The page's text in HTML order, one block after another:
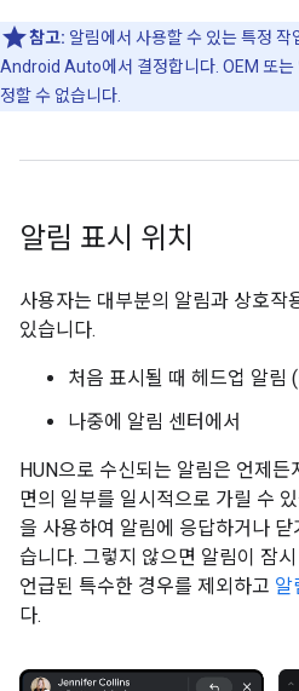
참고: 알림에서 사용할 수 있는 특정
Android Auto에서 결정합니다. OEM 또는
정할 수 없습니다.
알림 표시 위치
사용자는 대부분의 알림과 상호작
있습니다.
처음 표시될 때 헤드업 알림
나중에 알림 센터에서
HUN으로 수신되는 알림은 언제
면의 일부를 일시적으로 가릴 수
을 사용하여 알림에 응답하거나
습니다. 그렇지 않으면 알림이 잠
언급된 특수한 경우를 제외하고 알
다.